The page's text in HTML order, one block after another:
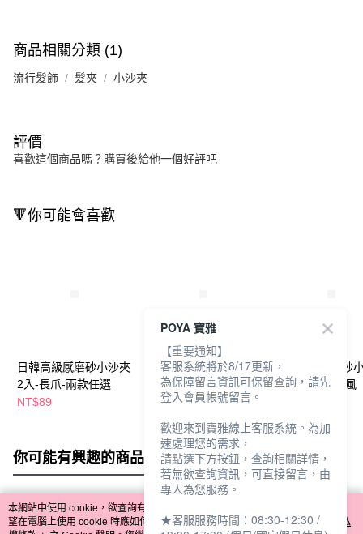
商品相關分類 (1)
流行髮飾 髮夾 小沙夾
評價
喜歡這個商品嗎？購買後給他一個好評吧
🔻你可能會喜歡
日韓高級感磨砂小沙夾
2入-長爪-兩款任選
NT$89
日韓高級感磨砂小沙夾
2入-南瓜爪-兩款任選
NT$89
日韓高級感磨砂
2入-交叉-小香風
你可能有興趣的商品 全站排行
熱門標籤
本網站中使用 cookie，欲查詢有關本網站使用 cookie 方式之詳情，及若您不希
望在電腦上使用 cookie 時應如何變更電腦的 cookie 設定，請參閱本網站「
隱私
POYA 寶雅
【重要通知】
客服系統將於8/17更新，
為保障留言資訊可保留查詢，請先
登入會員帳號留言。
歡迎來到寶雅線上客服系統。為加
速處理您的需求，
請點選下方按鈕，查詢相關詳情，
若無欲查詢資訊，可直接留言，由
專人為您服務。
★客服服務時間：08:30-12:30 /